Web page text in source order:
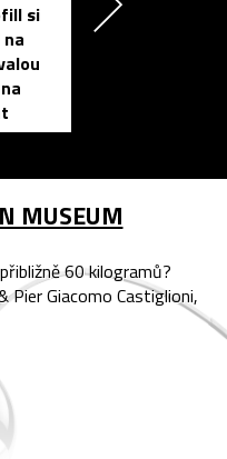
si
MUSEUM
60 kilogramů?
Pier Giacomo Castiglioni,